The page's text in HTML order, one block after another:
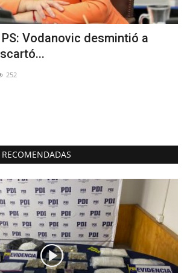
Vodanovic desmintió a
252